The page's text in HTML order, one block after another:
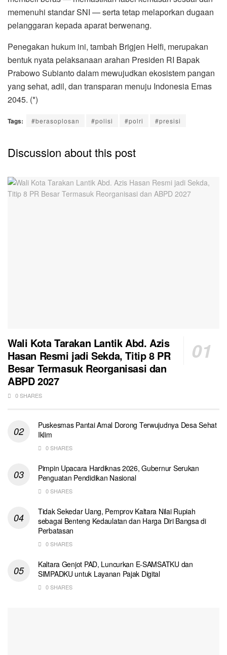
memenuhi standar SNI — serta tetap melaporkan dugaan
pelanggaran kepada aparat berwenang.
Penegakan hukum ini, tambah Brigjen Helfi, merupakan
bentuk nyata pelaksanaan arahan Presiden RI Bapak
Prabowo Subianto dalam mewujudkan ekosistem pangan
yang sehat, adil, dan transparan menuju Indonesia Emas
2045. (*)
Tags: #berasoplosan #polisi #polri #presisi
Discussion about this post
Wali Kota Tarakan Lantik Abd. Azis
Hasan Resmi jadi Sekda, Titip 8 PR
Besar Termasuk Reorganisasi dan
ABPD 2027
0 SHARES
Puskesmas Pantai Amal Dorong Terwujudnya Desa Sehat
Iklim
0 SHARES
Pimpin Upacara Hardiknas 2026, Gubernur Serukan
Penguatan Pendidikan Nasional
0 SHARES
Tidak Sekedar Uang, Pemprov Kaltara Nilai Rupiah
sebagai Benteng Kedaulatan dan Harga Diri Bangsa di
Perbatasan
0 SHARES
Kaltara Genjot PAD, Luncurkan E-SAMSATKU dan
SIMPADKU untuk Layanan Pajak Digital
0 SHARES